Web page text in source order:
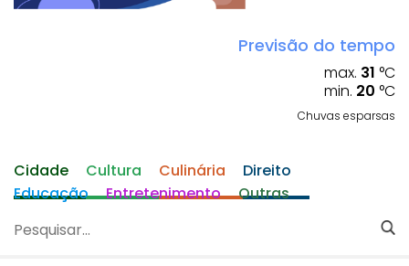
Previsão do tempo
max. 31 °C
min. 20 °C
Chuvas esparsas
Cidade Cultura Culinária
Direito
Educação
Entretenimento Outras